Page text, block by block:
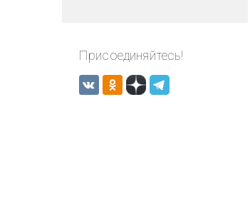
Присоединяйтесь!